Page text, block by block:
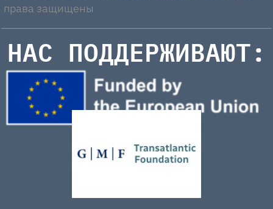
права защищены
НАС ПОДДЕРЖИВАЮТ: